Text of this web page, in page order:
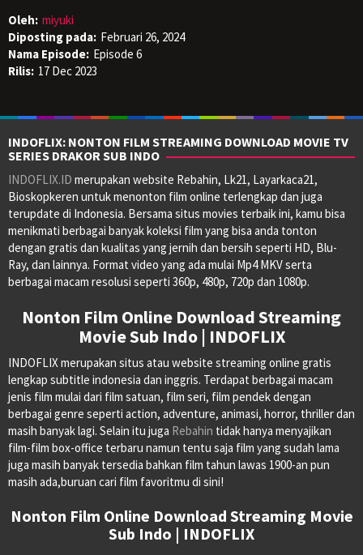
Oleh: miyuki
Diposting pada: Februari 26, 2024
Nama Episode: Episode 6
Rilis: 17 Dec 2023
INDOFLIX: NONTON FILM STREAMING DOWNLOAD MOVIE TV
SERIES DRAKOR SUB INDO
INDOFLIX.ID merupakan website Rebahin, Lk21, Layarkaca21,
Bioskopkeren untuk menonton film online terlengkap dan juga
terupdate di Indonesia. Bersama situs movies terbaik ini, kamu bisa
menikmati berbagai banyak koleksi film yang bisa anda tonton
dengan gratis dan kualitas yang jernih dan bersih seperti HD, Blu-
Ray, dan lainnya. Format video yang ada mulai Mp4 MKV serta
berbagai macam resolusi seperti 360p, 480p, 720p dan 1080p.
Nonton Film Online Download Streaming
Movie Sub Indo | INDOFLIX
INDOFLIX merupakan situs atau website streaming online gratis
lengkap subtitle indonesia dan inggris. Terdapat berbagai macam
jenis film mulai dari film satuan, film seri, film pendek dengan
berbagai genre seperti action, adventure, animasi, horror, thriller dan
masih banyak lagi. Selain itu juga Rebahin tidak hanya menyajikan
film-film box-office terbaru namun tentu saja film yang sudah lama
juga masih banyak tersedia bahkan film tahun lawas 1900-an pun
masih ada,buruan cari film favoritmu di sini!
Nonton Film Online Download Streaming Movie
Sub Indo | INDOFLIX